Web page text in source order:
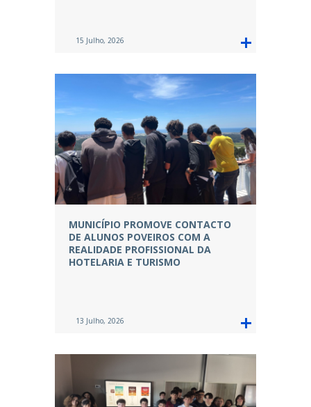
15 Julho, 2026
MUNICÍPIO PROMOVE CONTACTO
DE ALUNOS POVEIROS COM A
REALIDADE PROFISSIONAL DA
HOTELARIA E TURISMO
13 Julho, 2026